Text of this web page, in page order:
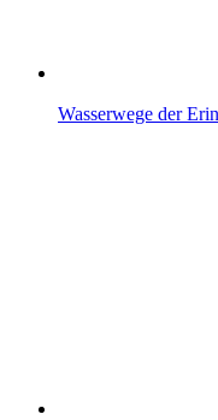
Wasserwege der